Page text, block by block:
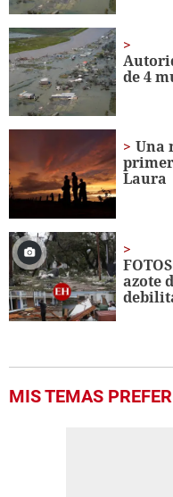
de 4
Una
Laura
azote
MIS TEMAS